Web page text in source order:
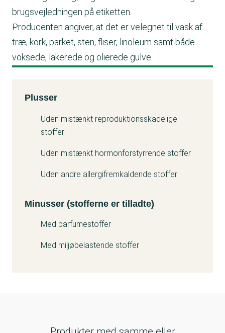
brugsvejledningen på etiketten.
Producenten angiver, at det er velegnet til vask af
træ, kork, parket, sten, fliser, linoleum samt både
voksede, lakerede og olierede gulve.
Kemitest
Plusser
Uden mistænkt reproduktionsskadelige
stoffer
Uden mistænkt hormonforstyrrende stoffer
Uden andre allergifremkaldende stoffer
Minusser (stofferne er tilladte)
Med parfumestoffer
Med miljøbelastende stoffer